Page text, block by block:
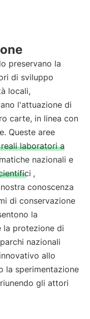
preservano la
di sviluppo
locali,
l'attuazione di
carte, in linea con
Queste aree
reali laboratori a
nazionali e
,
conoscenza
di conservazione
la
la protezione di
nazionali
allo
la sperimentazione
gli attori